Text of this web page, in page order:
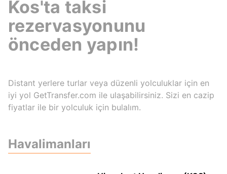
Kos'ta taksi
rezervasyonunu
önceden yapın!
Distant yerlere turlar veya düzenli yolculuklar için en
iyi yol GetTransfer.com ile ulaşabilirsiniz. Sizi en cazip
fiyatlar ile bir yolculuk için bulalım.
Havalimanları